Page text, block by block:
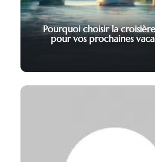
Pourquoi choisir la
pour vos prochaines